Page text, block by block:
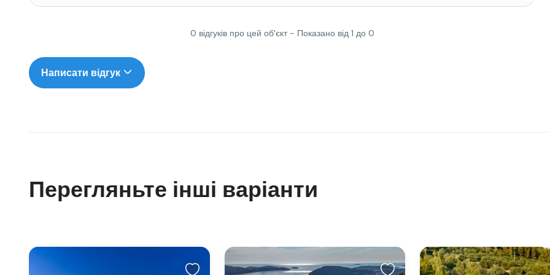
0 відгуків про цей об'єкт - Показано від 1 до 0
Написати відгук
Перегляньте інші варіанти